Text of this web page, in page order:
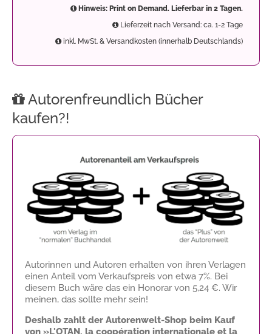
Hinweis: Print on Demand. Lieferbar in 2 Tagen.
Lieferzeit nach Versand: ca. 1-2 Tage
inkl. MwSt. & Versandkosten (innerhalb Deutschlands)
Autorenfreundlich Bücher
kaufen?!
Autorinnen und Autoren erhalten von ihren Verlagen
einen Anteil vom Verkaufspreis von etwa 7%. Bei
diesem Buch wäre das ein Honorar von 5,24 €. Wir
meinen, das sollte mehr sein!
Deshalb zahlt der Autorenwelt-Shop beim Kauf
von »L'OTAN, la coopération internationale et la